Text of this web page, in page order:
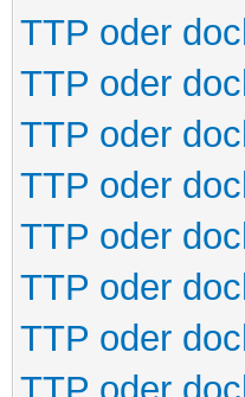
TTP oder
TTP oder
TTP oder
TTP oder
TTP oder
TTP oder
TTP oder